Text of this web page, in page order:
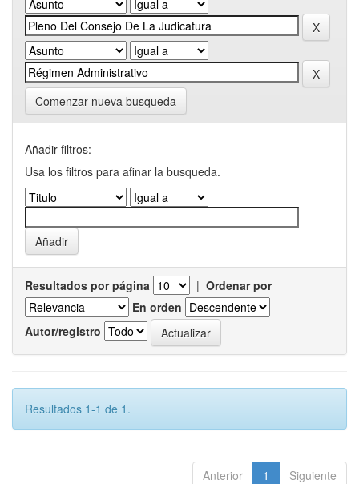
Comenzar nueva busqueda
Añadir filtros:
Usa los filtros para afinar la busqueda.
Resultados por página | Ordenar por
En orden
Autor/registro
Resultados 1-1 de 1.
Anterior 1 Siguiente